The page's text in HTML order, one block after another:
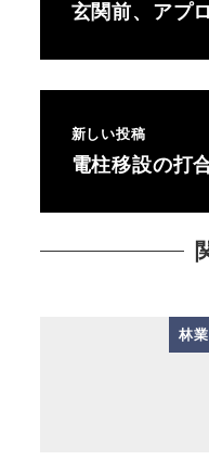
玄関前、アプ
新しい投稿
電柱移設の打
林業